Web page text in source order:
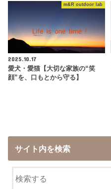
m&R outdoor lab
2025.10.17
愛犬・愛猫【大切な家族の“笑
顔”を、口もとから守る】
サイト内を検索